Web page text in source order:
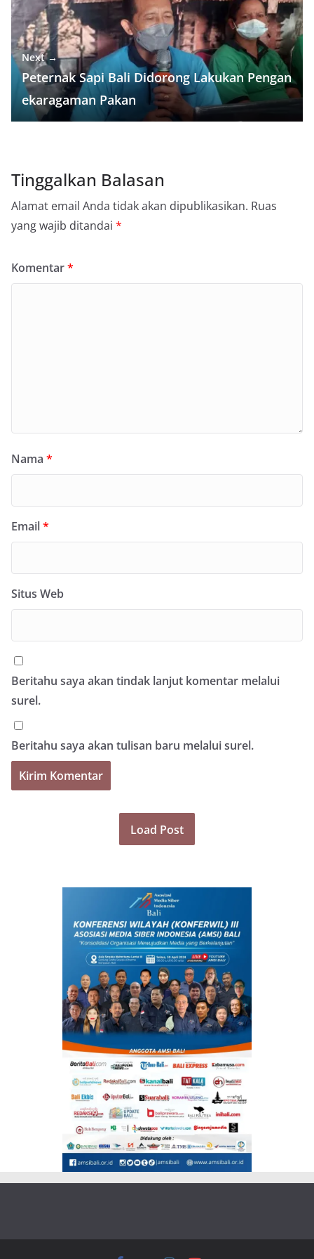
Next →
Peternak Sapi Bali Didorong Lakukan Pengan
ekaragaman Pakan
Tinggalkan Balasan
Alamat email Anda tidak akan dipublikasikan. Ruas
yang wajib ditandai *
Komentar*
Nama *
Email*
Situs Web
Beritahu saya akan tindak lanjut komentar melalui
surel.
Beritahu saya akan tulisan baru melalui surel.
Load Post